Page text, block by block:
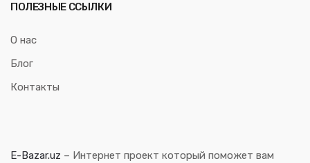
ПОЛЕЗНЫЕ ССЫЛКИ
О нас
Блог
Контакты
E-Bazar.uz – Интернет проект который поможет вам